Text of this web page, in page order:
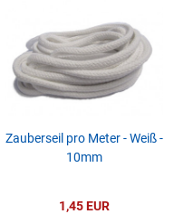
Zauberseil pro Meter - Weiß -
10mm
1,45 EUR